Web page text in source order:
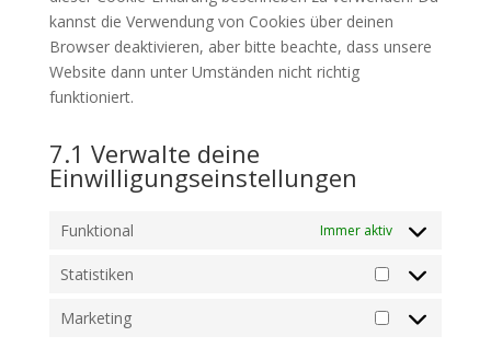
kannst die Verwendung von Cookies über deinen
Browser deaktivieren, aber bitte beachte, dass unsere
Website dann unter Umständen nicht richtig
funktioniert.
7.1 Verwalte deine
Einwilligungseinstellungen
Funktional Immer aktiv
Statistiken
Statistiken
Marketing
Marketing